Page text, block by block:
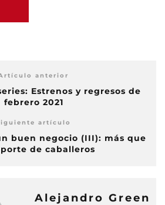
anterior
Estrenos y regresos de
febrero 2021
artículo
buen negocio (III): más que
de caballeros
Alejandro Green